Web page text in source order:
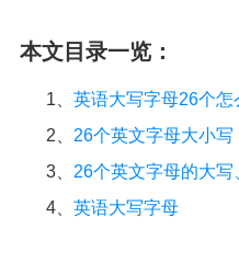
本文目录一览：
1、 英语大写字母26个怎
2、 26个英文字母大小写
3、 26个英文字母的大
4、 英语大写字母